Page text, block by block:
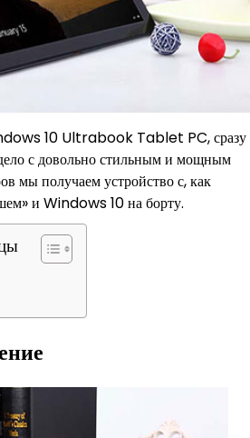
10 Ultrabook Tablet PC, сразу
с довольно стильным и мощным
мы получаем устройство с, как
и Windows 10 на борту.